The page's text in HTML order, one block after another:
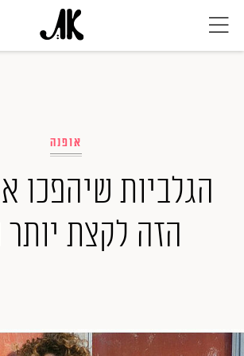
אופנה
ביוטי
סלבס
המגזין
אופנה
הגלביות שיהפכו
הזה לקצת יותר